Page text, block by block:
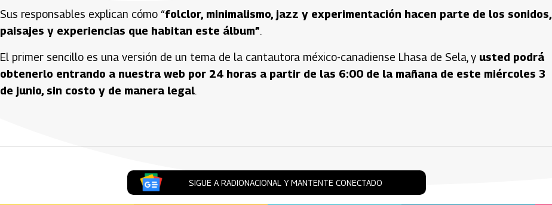
Sus responsables explican cómo “folclor, minimalismo, jazz y experimentación hacen parte de los sonidos,
paisajes y experiencias que habitan este álbum”.
El primer sencillo es una versión de un tema de la cantautora méxico-canadiense Lhasa de Sela, y usted podrá
obtenerlo entrando a nuestra web por 24 horas a partir de las 6:00 de la mañana de este miércoles 3
de junio, sin costo y de manera legal.
SIGUE A RADIONACIONAL Y MANTENTE CONECTADO